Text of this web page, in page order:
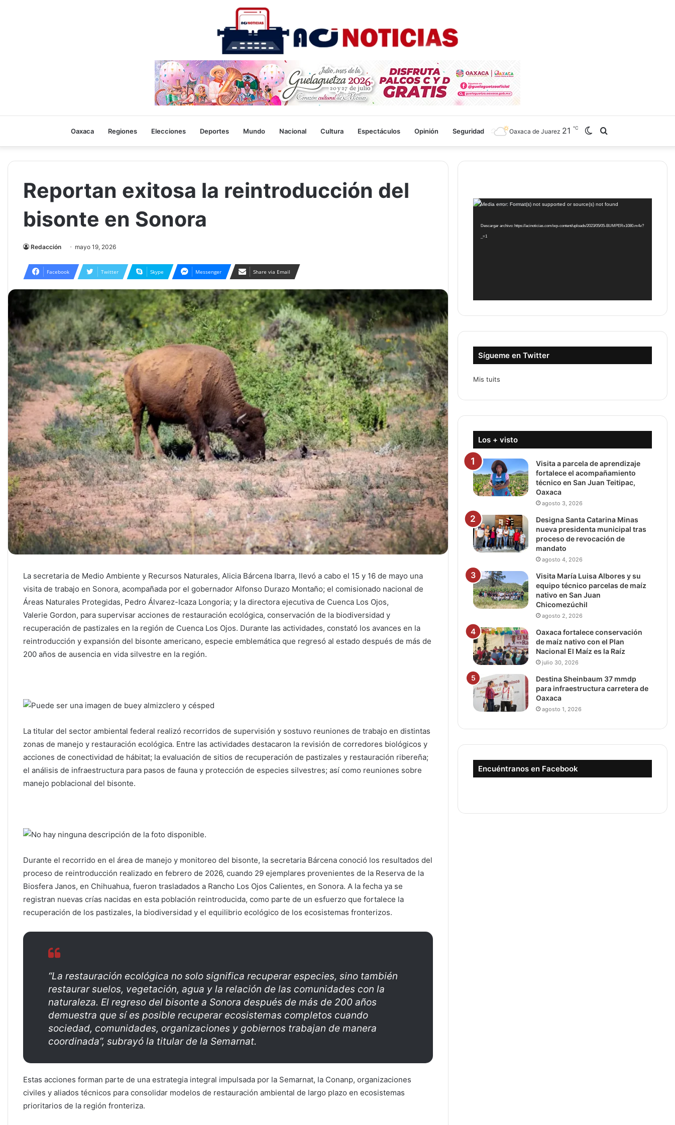
Oaxaca Regiones Elecciones Deportes Mundo Nacional Cultura Espectáculos Opinión Seguridad
for
Switch
skin
Oaxaca de Juarez 21 ℃
Reportan exitosa la reintroducción del
bisonte en Sonora
Redacción mayo 19, 2026
Facebook Twitter Skype Messenger Share via Email
La secretaria de Medio Ambiente y Recursos Naturales, Alicia Bárcena Ibarra, llevó a cabo el 15 y 16 de mayo una
visita de trabajo en Sonora, acompañada por el gobernador Alfonso Durazo Montaño; el comisionado nacional de
Áreas Naturales Protegidas, Pedro Álvarez-Icaza Longoria; y la directora ejecutiva de Cuenca Los Ojos,
Valerie Gordon, para supervisar acciones de restauración ecológica, conservación de la biodiversidad y
recuperación de pastizales en la región de Cuenca Los Ojos. Durante las actividades, constató los avances en la
reintroducción y expansión del bisonte americano, especie emblemática que regresó al estado después de más de
200 años de ausencia en vida silvestre en la región.
La titular del sector ambiental federal realizó recorridos de supervisión y sostuvo reuniones de trabajo en distintas
zonas de manejo y restauración ecológica. Entre las actividades destacaron la revisión de corredores biológicos y
acciones de conectividad de hábitat; la evaluación de sitios de recuperación de pastizales y restauración ribereña;
el análisis de infraestructura para pasos de fauna y protección de especies silvestres; así como reuniones sobre
manejo poblacional del bisonte.
Durante el recorrido en el área de manejo y monitoreo del bisonte, la secretaria Bárcena conoció los resultados del
proceso de reintroducción realizado en febrero de 2026, cuando 29 ejemplares provenientes de la Reserva de la
Biosfera Janos, en Chihuahua, fueron trasladados a Rancho Los Ojos Calientes, en Sonora. A la fecha ya se
registran nuevas crías nacidas en esta población reintroducida, como parte de un esfuerzo que fortalece la
recuperación de los pastizales, la biodiversidad y el equilibrio ecológico de los ecosistemas fronterizos.
“La restauración ecológica no solo significa recuperar especies, sino también
restaurar suelos, vegetación, agua y la relación de las comunidades con la
naturaleza. El regreso del bisonte a Sonora después de más de 200 años
demuestra que sí es posible recuperar ecosistemas completos cuando
sociedad, comunidades, organizaciones y gobiernos trabajan de manera
coordinada”, subrayó la titular de la Semarnat.
Estas acciones forman parte de una estrategia integral impulsada por la Semarnat, la Conanp, organizaciones
civiles y aliados técnicos para consolidar modelos de restauración ambiental de largo plazo en ecosistemas
prioritarios de la región fronteriza.
Reproductor
vídeo
Media error: Format(s) not supported or source(s) not found
Descargar archivo: https://acinoticias.com/wp-content/uploads/2023/05/05-BUMPERx1080.m4v?
_=1
Sígueme en Twitter
Mis tuits
Los + visto
Visita a parcela de aprendizaje
fortalece el acompañamiento
técnico en San Juan Teitipac,
Oaxaca
agosto 3, 2026
Designa Santa Catarina Minas
nueva presidenta municipal tras
proceso de revocación de
mandato
agosto 4, 2026
Visita María Luisa Albores y su
equipo técnico parcelas de maíz
nativo en San Juan
Chicomezúchil
agosto 2, 2026
Oaxaca fortalece conservación
de maíz nativo con el Plan
Nacional El Maíz es la Raíz
julio 30, 2026
Destina Sheinbaum 37 mmdp
para infraestructura carretera de
Oaxaca
agosto 1, 2026
Encuéntranos en Facebook